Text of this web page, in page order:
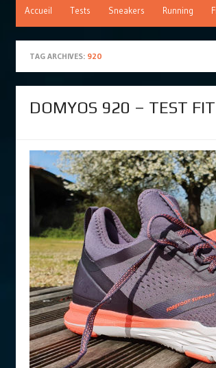
Accueil Tests Sneakers Running
TAG ARCHIVES: 920
DOMYOS 920 – TEST